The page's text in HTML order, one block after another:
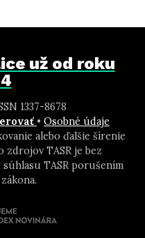
už od roku
1337-8678
• Osobné údaje
alebo ďalšie šírenie
TASR je bez
TASR porušením